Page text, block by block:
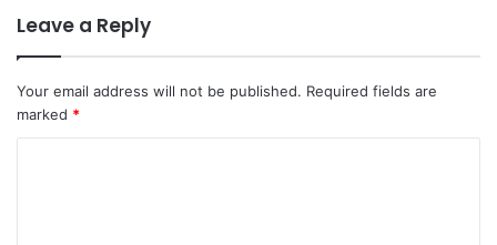
Leave a Reply
Your email address will not be published. Required fields are
marked *